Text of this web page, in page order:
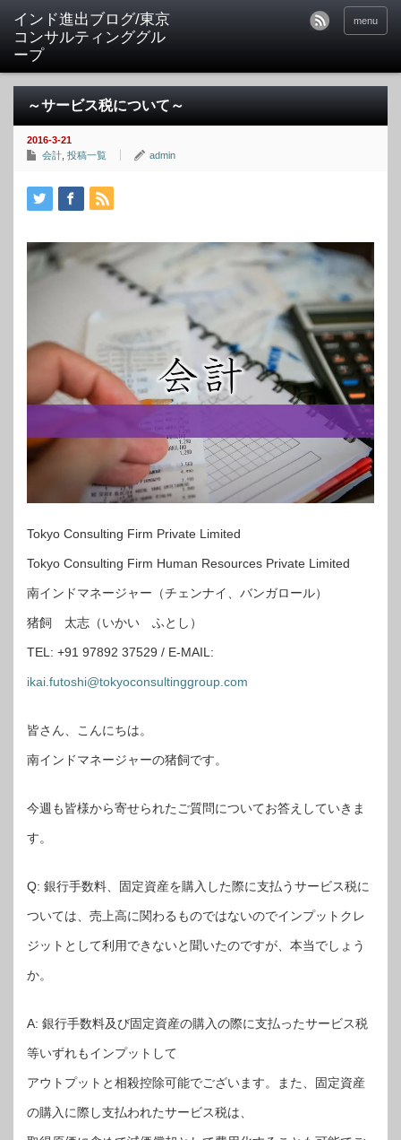
インド進出ブログ/東京
コンサルティンググル
ープ
menu
～サービス税について～
2016-3-21
会計 投稿一覧 admin
Tokyo Consulting Firm Private Limited
Tokyo Consulting Firm Human Resources Private Limited
南インドマネージャー（チェンナイ、バンガロール）
猪飼 太志（いかい ふとし）
TEL: +91 97892 37529 / E-MAIL:
ikai.futoshi@tokyoconsultinggroup.com
皆さん、こんにちは。
南インドマネージャーの猪飼です。
今週も皆様から寄せられたご質問についてお答えしていきま
す。
Q: 銀行手数料、固定資産を購入した際に支払うサービス税に
ついては、売上高に関わるものではないのでインプットクレ
ジットとして利用できないと聞いたのですが、本当でしょう
か。
A: 銀行手数料及び固定資産の購入の際に支払ったサービス税
等いずれもインプットして
アウトプットと相殺控除可能でございます。また、固定資産
の購入に際し支払われたサービス税は、